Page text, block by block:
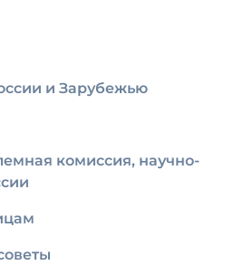
и Зарубежью
комиссия, научно-